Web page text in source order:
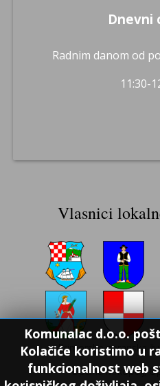
Komunalac d.o.o.
Kolačiće koristimo u
funkcionalnost web
Dnevni
Radnim danom od
11:30-
Vlasnici
Primorsko goranska
Općina Mrkopalj,